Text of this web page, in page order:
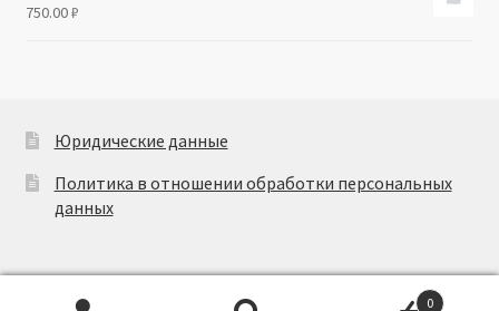
750.00₽
Юридические данные
Политика в отношении обработки персональных
данных
0